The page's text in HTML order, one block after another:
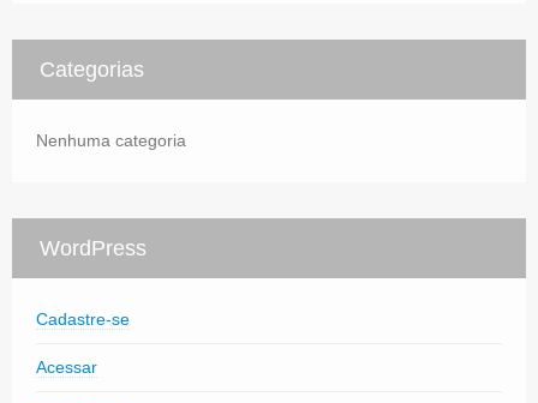
Categorias
Nenhuma categoria
WordPress
Cadastre-se
Acessar